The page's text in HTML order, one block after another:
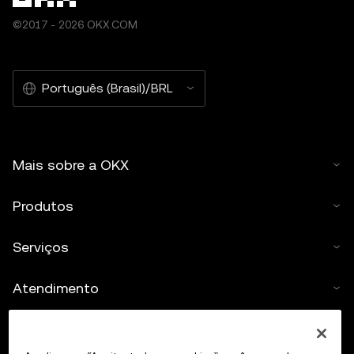
©2017 - 2026 OKX.COM
Português (Brasil)/BRL
Mais sobre a OKX
Produtos
Serviços
Atendimento